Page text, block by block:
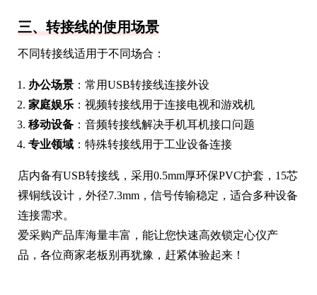
三、转接线的使用场景
不同转接线适用于不同场合：
办公场景 ：常用USB转接线连接外设
家庭娱乐 ：视频转接线用于连接电视和游戏机
移动设备 ：音频转接线解决手机耳机接口问题
专业领域 ：特殊转接线用于工业设备连接
店内备有USB转接线，采用0.5mm厚环保PVC护套，15芯
裸铜线设计，外径7.3mm，信号传输稳定，适合多种设备
连接需求。
爱采购产品库海量丰富，能让您快速高效锁定心仪产
品，各位商家老板别再犹豫，赶紧体验起来！